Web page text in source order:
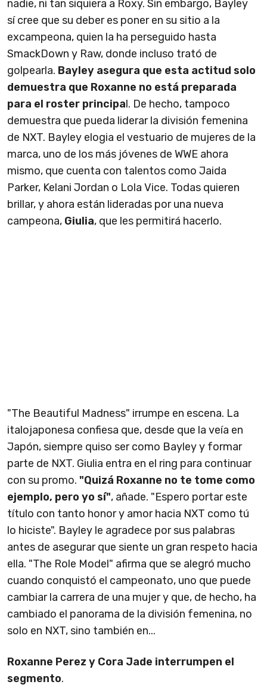
nadie, ni tan siquiera a Roxy. Sin embargo, Bayley
sí cree que su deber es poner en su sitio a la
excampeona, quien la ha perseguido hasta
SmackDown y Raw, donde incluso trató de
golpearla. Bayley asegura que esta actitud solo
demuestra que Roxanne no está preparada
para el roster principal. De hecho, tampoco
demuestra que pueda liderar la división femenina
de NXT. Bayley elogia el vestuario de mujeres de la
marca, uno de los más jóvenes de WWE ahora
mismo, que cuenta con talentos como Jaida
Parker, Kelani Jordan o Lola Vice. Todas quieren
brillar, y ahora están lideradas por una nueva
campeona, Giulia, que les permitirá hacerlo.
"The Beautiful Madness" irrumpe en escena. La
italojaponesa confiesa que, desde que la veía en
Japón, siempre quiso ser como Bayley y formar
parte de NXT. Giulia entra en el ring para continuar
con su promo. "Quizá Roxanne no te tome como
ejemplo, pero yo sí", añade. "Espero portar este
título con tanto honor y amor hacia NXT como tú
lo hiciste". Bayley le agradece por sus palabras
antes de asegurar que siente un gran respeto hacia
ella. "The Role Model" afirma que se alegró mucho
cuando conquistó el campeonato, uno que puede
cambiar la carrera de una mujer y que, de hecho, ha
cambiado el panorama de la división femenina, no
solo en NXT, sino también en...
Roxanne Perez y Cora Jade interrumpen el
segmento.